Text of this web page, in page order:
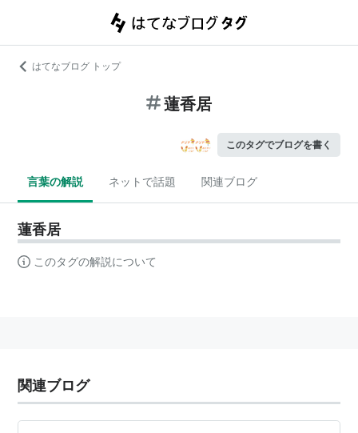
はてなブログ トップ
蓮香居
このタグでブログを書く
言葉の解説 ネットで話題 関連ブログ
蓮香居
このタグの解説について
関連ブログ